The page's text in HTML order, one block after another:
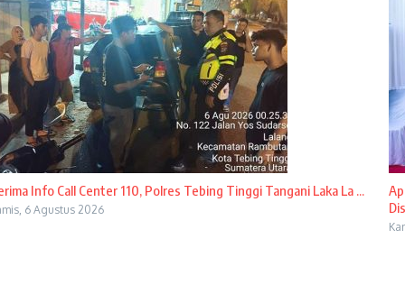
Info Call Center 110, Polres Tebing Tinggi Tangani Laka La ...
6 Agustus 2026